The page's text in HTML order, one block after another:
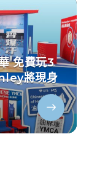
免費玩3
將現身